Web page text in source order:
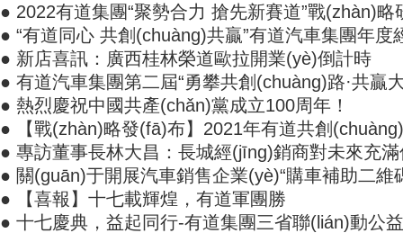
● 2022有道集團“聚勢合力 搶先新賽道”戰(zhàn)略研
● “有道同心 共創(chuàng)共贏”有道汽車集團年
● 新店喜訊：廣西桂林榮道歐拉開業(yè)倒計時
● 有道汽車集團第二屆“勇攀共創(chuàng)路·共贏
● 熱烈慶祝中國共產(chǎn)黨成立100周年！
● 【戰(zhàn)略發(fā)布】2021年有道共創
● 專訪董事長林大昌：長城經(jīng)銷商對未來充滿
● 關(guān)于開展汽車銷售企業(yè)“購車補助二維
● 【喜報】十七載輝煌，有道軍團勝
● 十七慶典，益起同行-有道集團三省聯(lián)動公